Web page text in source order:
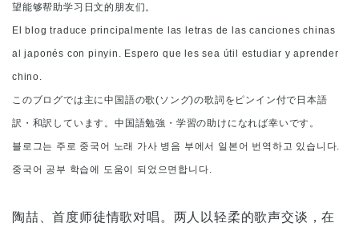
望能够帮助学习日文的朋友们。
El blog traduce principalmente las letras de las canciones chinas
al japonés con pinyin. Espero que les sea útil estudiar y aprender
chino.
このブログでは主に中国語の歌(ソング)の歌詞をピンイン付で日本語
訳・和訳しています。中国語勉強・学習の助けになれば幸いです。
블로그는 주로 중국어 노래 가사 병음 부에서 일본어 번역하고 있습니다.
중국어 공부 학습에 도움이 되었으면합니다.
陶喆、首度师徒情歌对唱。两人以轻柔的歌声交谈，在